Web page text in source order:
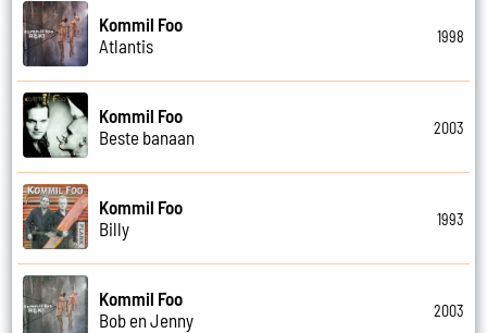
Kommil Foo
Atlantis
1998
Kommil Foo
Beste banaan
2003
Kommil Foo
Billy
1993
Kommil Foo
Bob en Jenny
2003